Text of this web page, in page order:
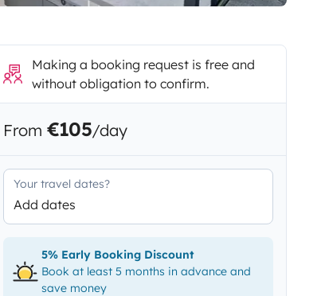
Making a booking request is free and
without obligation to confirm.
From €105/day
Your travel dates?
Add dates
5% Early Booking Discount
Book at least 5 months in advance and
save money